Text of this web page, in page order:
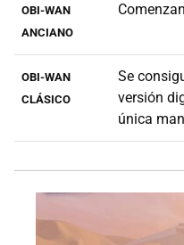
OBI-WAN
ANCIANO
OBI-WAN
CLÁSICO
Se
versión
única